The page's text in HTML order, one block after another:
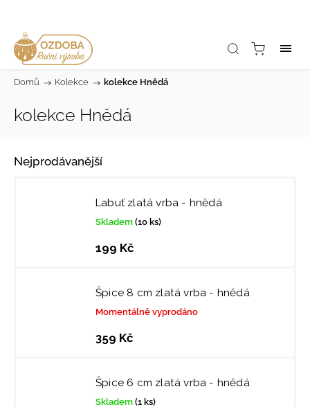
Domů / Kolekce / kolekce Hnědá
kolekce Hnědá
Nejprodávanější
Labuť zlatá vrba - hnědá
Skladem (10 ks)
199 Kč
Špice 8 cm zlatá vrba - hnědá
Momentálně vyprodáno
359 Kč
Špice 6 cm zlatá vrba - hnědá
Skladem (1 ks)